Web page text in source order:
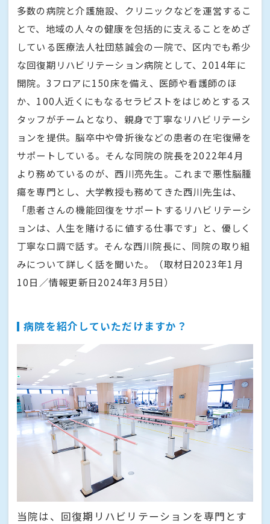
多数の病院と介護施設、クリニックなどを運営するこ
とで、地域の人々の健康を包括的に支えることをめざ
している医療法人社団慈誠会の一院で、区内でも希少
な回復期リハビリテーション病院として、2014年に
開院。3フロアに150床を備え、医師や看護師のほ
か、100人近くにもなるセラピストをはじめとするス
タッフがチームとなり、親身で丁寧なリハビリテーシ
ョンを提供。脳卒中や骨折後などの患者の在宅復帰を
サポートしている。そんな同院の院長を2022年4月
より務めているのが、西川亮先生。これまで悪性脳腫
瘍を専門とし、大学教授も務めてきた西川先生は、
「患者さんの機能回復をサポートするリハビリテーシ
ョンは、人生を賭けるに値する仕事です」と、優しく
丁寧な口調で話す。そんな西川院長に、同院の取り組
みについて詳しく話を聞いた。（取材日2023年1月
10日／情報更新日2024年3月5日）
病院を紹介していただけますか？
当院は、回復期リハビリテーションを専門とす